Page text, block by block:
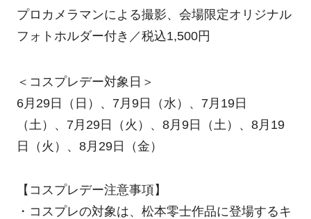
プロカメラマンによる撮影、会場限定オリジナル
フォトホルダー付き／税込1,500円
＜コスプレデー対象日＞
6月29日（日）、7月9日（水）、7月19日
（土）、7月29日（火）、8月9日（土）、8月19
日（火）、8月29日（金）
【コスプレデー注意事項】
・コスプレの対象は、松本零士作品に登場するキ